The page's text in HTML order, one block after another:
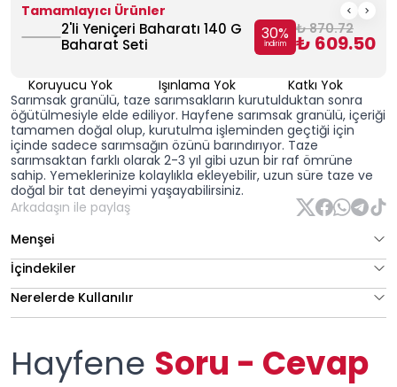
Tamamlayıcı Ürünler
2'li Yeniçeri Baharatı 140 G
Baharat Seti
30%
İndirim
₺ 870.72
₺ 609.50
Koruyucu Yok Işınlama Yok
Katkı Yok
Sarımsak granülü, taze sarımsakların kurutulduktan sonra
öğütülmesiyle elde ediliyor. Hayfene sarımsak granülü, içeriği
tamamen doğal olup, kurutulma işleminden geçtiği için
içinde sadece sarımsağın özünü barındırıyor. Taze
sarımsaktan farklı olarak 2-3 yıl gibi uzun bir raf ömrüne
sahip. Yemeklerinize kolaylıkla ekleyebilir, uzun süre taze ve
doğal bir tat deneyimi yaşayabilirsiniz.
Arkadaşın ile paylaş
Menşei
İçindekiler
Nerelerde Kullanılır
Hayfene Soru - Cevap